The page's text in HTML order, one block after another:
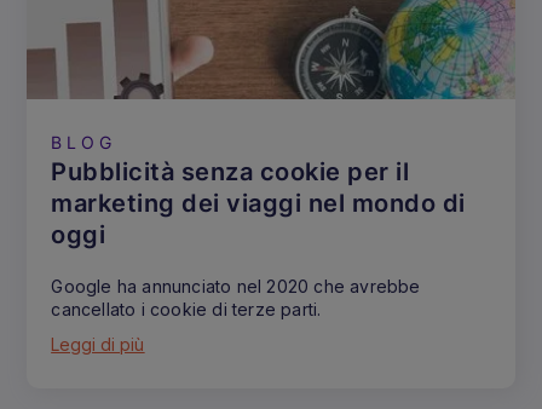
BLOG
Pubblicità senza cookie per il
marketing dei viaggi nel mondo di
oggi
Google ha annunciato nel 2020 che avrebbe
cancellato i cookie di terze parti.
Leggi di più